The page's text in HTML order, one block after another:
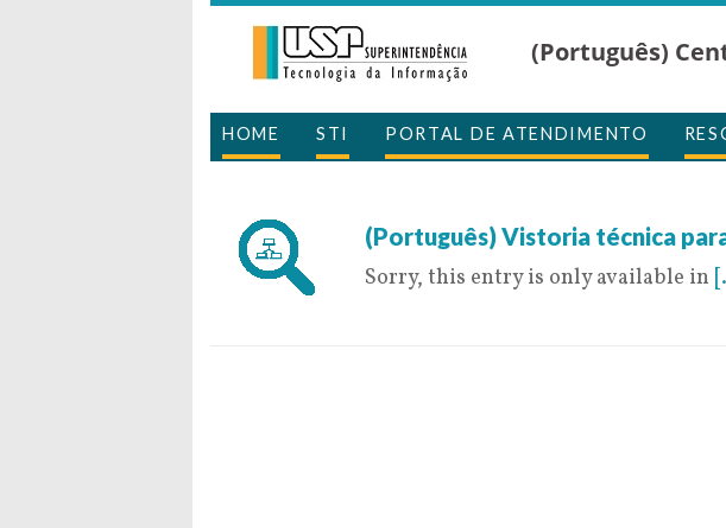
(Português)
HOME STI PORTAL DE ATENDIMENTO
(Português) Vistoria técnica
Sorry, this entry is only available in